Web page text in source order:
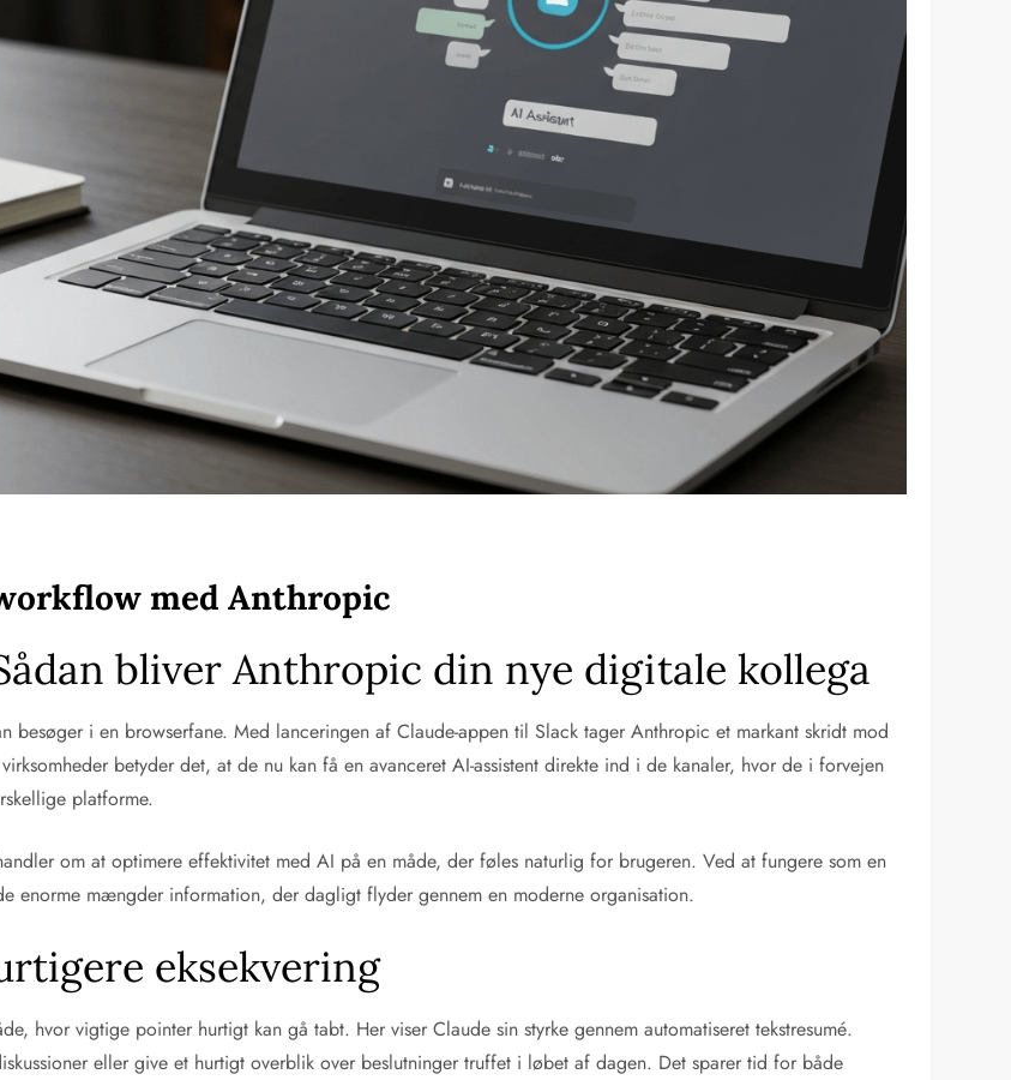
med Anthropic
bliver Anthropic din nye digitale kollega
i en browserfane. Med lanceringen af Claude-appen til Slack tager Anthropic et markant skridt mod
betyder det, at de nu kan få en avanceret AI-assistent direkte ind i de kanaler, hvor de i forvejen
platforme.
om at optimere effektivitet med AI på en måde, der føles naturlig for brugeren. Ved at fungere som en
enorme mængder information, der dagligt flyder gennem en moderne organisation.
eksekvering
hvor vigtige pointer hurtigt kan gå tabt. Her viser Claude sin styrke gennem automatiseret tekstresumé.
eller give et hurtigt overblik over beslutninger truffet i løbet af dagen. Det sparer tid for både